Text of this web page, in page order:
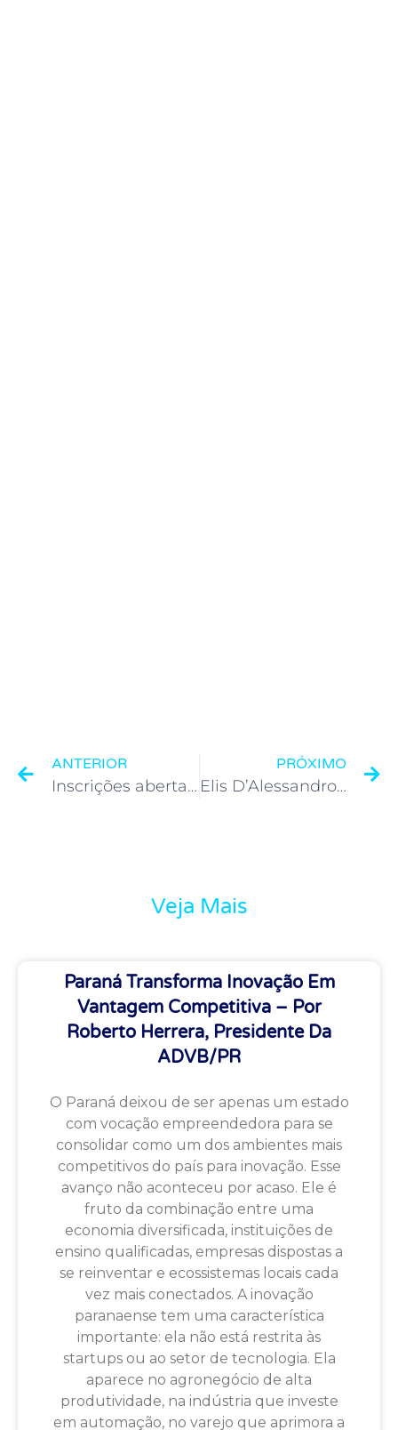
ANTERIOR
Inscrições abertas para a 49ª edição do Top de Marketing ADVB-PR
PRÓXIMO
Elis D’Alessandro, Luanna Toniolo e Nelson Tanure são as personalidades do ano de 2021
Veja Mais
Paraná Transforma Inovação Em
Vantagem Competitiva – Por
Roberto Herrera, Presidente Da
ADVB/PR
O Paraná deixou de ser apenas um estado
com vocação empreendedora para se
consolidar como um dos ambientes mais
competitivos do país para inovação. Esse
avanço não aconteceu por acaso. Ele é
fruto da combinação entre uma
economia diversificada, instituições de
ensino qualificadas, empresas dispostas a
se reinventar e ecossistemas locais cada
vez mais conectados. A inovação
paranaense tem uma característica
importante: ela não está restrita às
startups ou ao setor de tecnologia. Ela
aparece no agronegócio de alta
produtividade, na indústria que investe
em automação, no varejo que aprimora a